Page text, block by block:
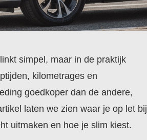
simpel, maar in de praktijk
kilometrages en
goedkoper dan de andere,
laten we zien waar je op let bij
uitmaken en hoe je slim kiest.